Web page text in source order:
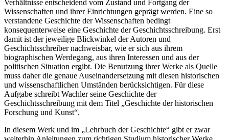
Verhältnisse entscheidend vom Zustand und Fortgang der
Wissenschaften und ihrer Einrichtungen geprägt werden. Eine so
verstandene Geschichte der Wissenschaften bedingt
konsequenterweise eine Geschichte der Geschichtsschreibung. Erst
damit ist der jeweilige Blickwinkel der Autoren und
Geschichtsschreiber nachweisbar, wie er sich aus ihrem
biographischen Werdegang, aus ihren Interessen und aus der
politischen Situation ergibt. Die Benutzung ihrer Werke als Quelle
muss daher die genaue Auseinandersetzung mit diesen historischen
und wissenschaftlichen Umständen berücksichtigen. Für diese
Aufgabe schreibt Wachler seine Geschichte der
Geschichtsschreibung mit dem Titel „Geschichte der historischen
Forschung und Kunst“.
In diesem Werk und im „Lehrbuch der Geschichte“ gibt er zwar